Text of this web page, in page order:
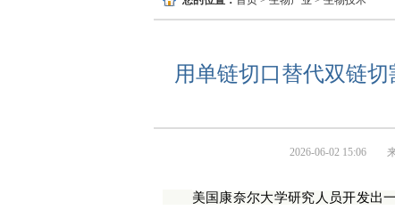
用单链切口替代双链
2026-06-02 15:06
美国康奈尔大学研究人员开发出